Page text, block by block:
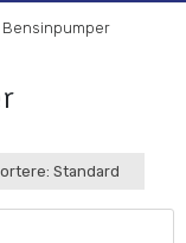
Bensinpumper